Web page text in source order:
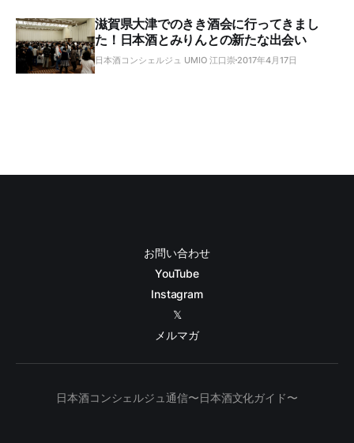
滋賀県大津でのきき酒会に行ってきまし
た！日本酒とみりんとの新たな出会い
日本酒コンシェルジュ UMIO 江口崇 2017年4月17日
お問い合わせ
YouTube
Instagram
𝕏
メルマガ
日本酒コンシェルジュ通信〜日本酒文化ガイド〜